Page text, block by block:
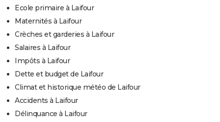
Ecole primaire à Laifour
Maternités à Laifour
Crèches et garderies à Laifour
Salaires à Laifour
Impôts à Laifour
Dette et budget de Laifour
Climat et historique météo de Laifour
Accidents à Laifour
Délinquance à Laifour